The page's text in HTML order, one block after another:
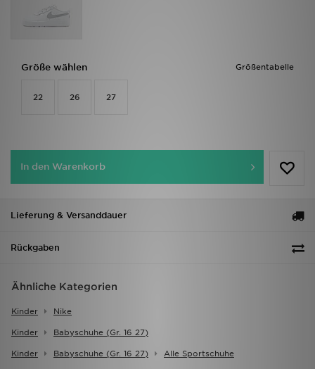
Größentabelle
Größe wählen
22 26 27
In den Warenkorb
Lieferung & Versanddauer
Rückgaben
Ähnliche Kategorien
Kinder Nike
Kinder Babyschuhe (gr. 16 27)
Kinder Babyschuhe (gr. 16 27) Alle Sportschuhe
Geschenkkarte
Mein JD
Meine Nachrichten
Hilfe & Kontakt